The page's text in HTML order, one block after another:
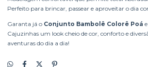
Perfeito para brincar, passear e aproveitar o dia
Garanta já o Conjunto Bambolê Colorê Poá
Cajuzinhas um look cheio de cor, conforto e
aventuras do dia a dia!